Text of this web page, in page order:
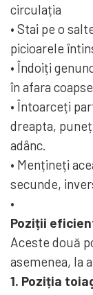
circulația
• Stai pe o
picioarele
• Îndoiți
în afara
• Întoarceți
dreapta,
adânc.
• Mențineți
secunde,
•
Poziții
Aceste două
asemenea, la
1. Poziția